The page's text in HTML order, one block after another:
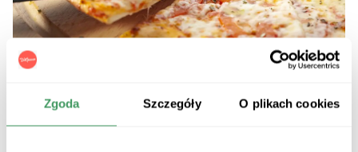
Zgoda Szczegóły O plikach cookies
Jaka pizza jest najbardziej lubiana
w Polsce?